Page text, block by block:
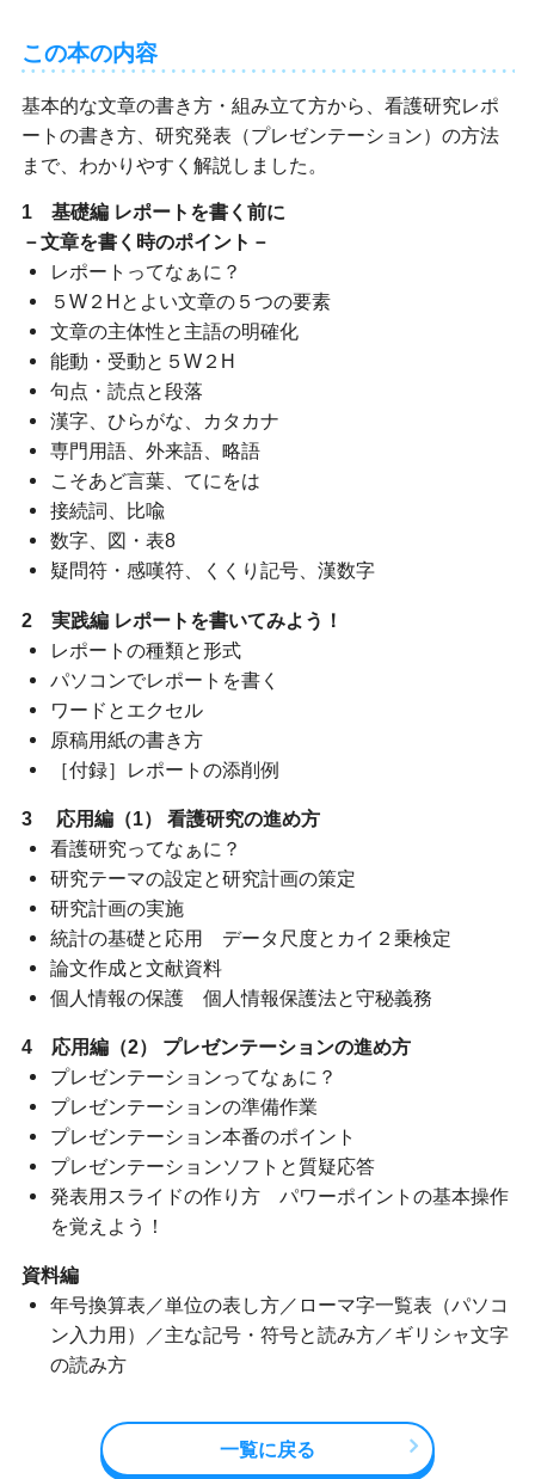
この本の内容
基本的な文章の書き方・組み立て方から、看護研究レポ
ートの書き方、研究発表（プレゼンテーション）の方法
まで、わかりやすく解説しました。
1 基礎編 レポートを書く前に
－文章を書く時のポイント－
レポートってなぁに？
５W２Hとよい文章の５つの要素
文章の主体性と主語の明確化
能動・受動と５W２H
句点・読点と段落
漢字、ひらがな、カタカナ
専門用語、外来語、略語
こそあど言葉、てにをは
接続詞、比喩
数字、図・表8
疑問符・感嘆符、くくり記号、漢数字
2 実践編 レポートを書いてみよう！
レポートの種類と形式
パソコンでレポートを書く
ワードとエクセル
原稿用紙の書き方
［付録］レポートの添削例
3 応用編（1） 看護研究の進め方
看護研究ってなぁに？
研究テーマの設定と研究計画の策定
研究計画の実施
統計の基礎と応用 データ尺度とカイ２乗検定
論文作成と文献資料
個人情報の保護 個人情報保護法と守秘義務
4 応用編（2） プレゼンテーションの進め方
プレゼンテーションってなぁに？
プレゼンテーションの準備作業
プレゼンテーション本番のポイント
プレゼンテーションソフトと質疑応答
発表用スライドの作り方 パワーポイントの基本操作
を覚えよう！
資料編
年号換算表／単位の表し方／ローマ字一覧表（パソコ
ン入力用）／主な記号・符号と読み方／ギリシャ文字
の読み方
一覧に戻る